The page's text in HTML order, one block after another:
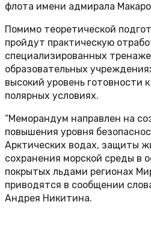
флота имени адмирала
Помимо теоретической
пройдут практическую
специализированных
образовательных
высокий уровень готовности
полярных условиях.
“Меморандум направлен на
повышения уровня
Арктических водах, защиты
сохранения морской среды в
покрытых льдами регионах
приводятся в сообщении
Андрея Никитина.